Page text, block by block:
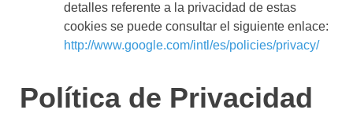
detalles referente a la privacidad de estas
cookies se puede consultar el siguiente enlace:
http://www.google.com/intl/es/policies/privacy/
Política de Privacidad